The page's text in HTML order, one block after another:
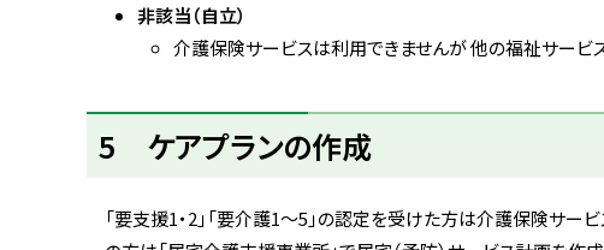
非該当（自立）
介護保険サービスは利用できませんが 他の福祉サービ
ト
ッ
に
5 ケアプランの作成
「要支援1・2」「要介護1～5」の認定を受けた方は介護保険サー